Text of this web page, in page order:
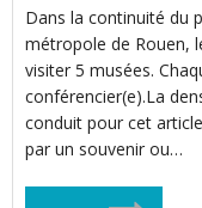
Dans la continuité du
métropole de Rouen,
visiter 5 musées.
conférencier(e).La
conduit pour cet
par un souvenir ou…